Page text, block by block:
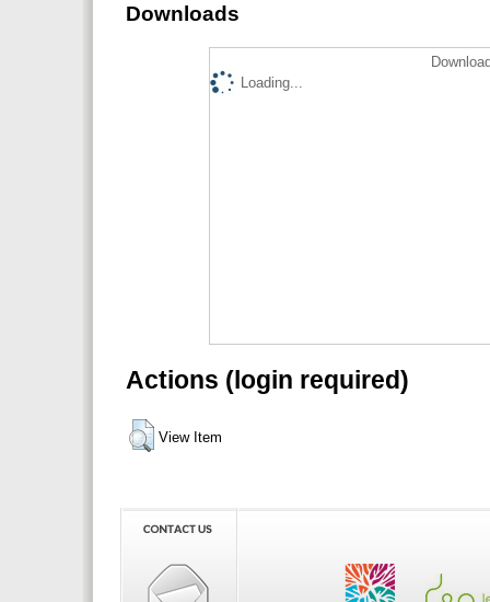
Downloads
Loading...
Actions (login required)
View Item